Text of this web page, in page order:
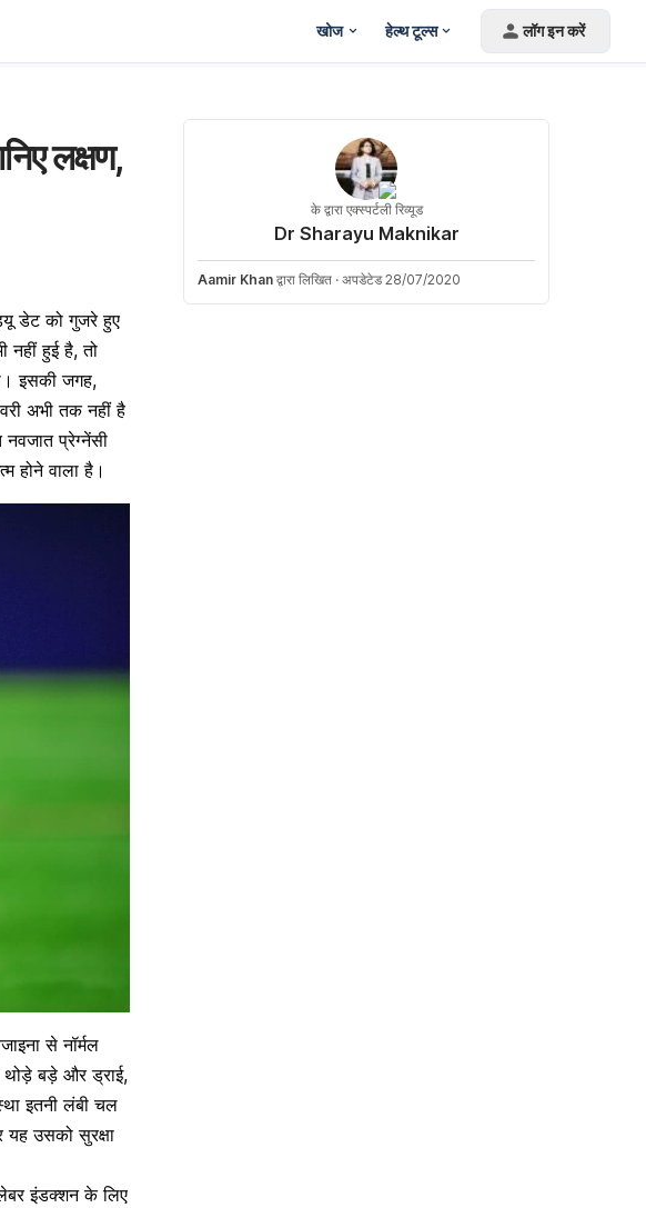
खोज हेल्थ टूल्स लॉग इन करें
लक्षण,
डेट को गुजरे हुए
हुई है, तो
इसकी जगह,
अभी तक नहीं है
प्रेग्नेंसी
वाला है।
सेनॉर्मल
थोड़े बड़े और ड्राई,
इतनी लंबी चल
उसको सुरक्षा
इंडक्शन के लिए
के द्वारा एक्स्पर्टली रिव्यूड
Dr Sharayu Maknikar
Aamir Khan द्वारा लिखित · अपडेटेड 28/07/2020